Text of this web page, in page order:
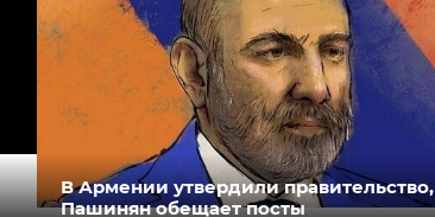
В Армении утвердили правительство,
Пашинян обещает посты